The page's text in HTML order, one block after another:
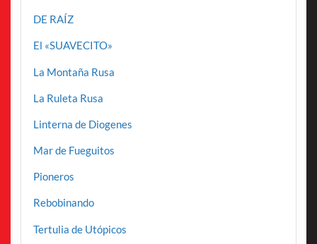
DE RAÍZ
El «SUAVECITO»
La Montaña Rusa
La Ruleta Rusa
Linterna de Diogenes
Mar de Fueguitos
Pioneros
Rebobinando
Tertulia de Utópicos